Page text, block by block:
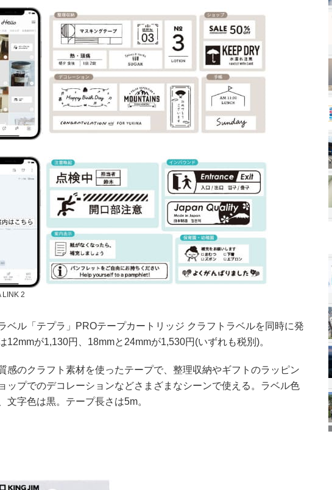
LINK 2
ベル「テプラ」PROテープカートリッジ クラフトラベルを同時に発
12mmが1,130円、18mmと24mmが1,530円(いずれも税別)。
感のクラフト素材を使ったテープで、整理収納やギフトのラッピン
ップでのデコレーションなどさまざまなシーンで使える。ラベル色
文字色は黒。テープ長さは5m。